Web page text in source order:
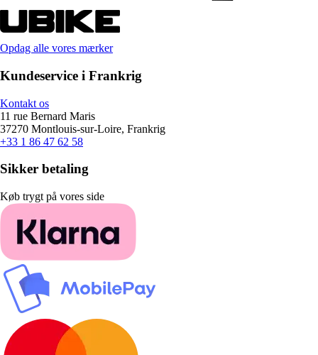
Opdag alle vores mærker
Kundeservice i Frankrig
Kontakt os
11 rue Bernard Maris
37270 Montlouis-sur-Loire, Frankrig
+33 1 86 47 62 58
Sikker betaling
Køb trygt på vores side